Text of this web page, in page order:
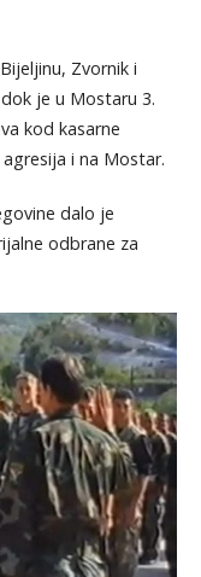
Zvornik i
je u Mostaru 3.
kod kasarne
i na Mostar.
dalo je
odbrane za